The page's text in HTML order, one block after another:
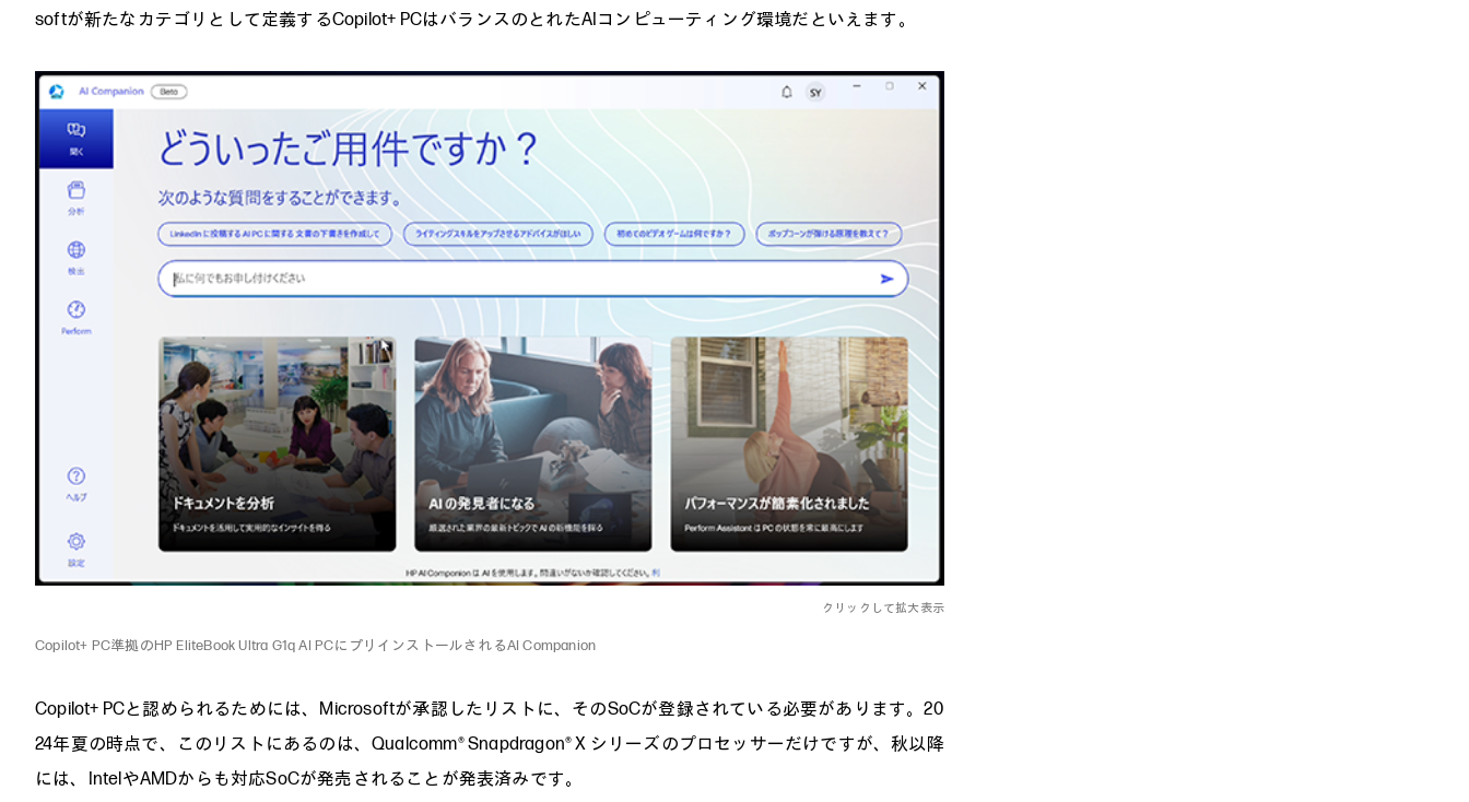
softが新たなカテゴリとして定義するCopilot+ PCはバランスのとれたAIコンピューティング環境だといえます。
クリックして拡大表示
Copilot+ PC準拠のHP EliteBook Ultra G1q AI PCにプリインストールされるAI Companion
Copilot+ PCと認められるためには、Microsoftが承認したリストに、そのSoCが登録されている必要があります。20
24年夏の時点で、このリストにあるのは、Qualcomm® Snapdragon® X シリーズのプロセッサーだけですが、秋以降
には、IntelやAMDからも対応SoCが発売されることが発表済みです。